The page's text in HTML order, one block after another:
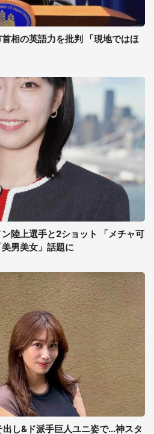
相の英語力を批判 「現地ではほ
陸上選手と2ショット 「メチャ可
男美女」話題に
し&ド派手巨人ユニ姿で...神スタ